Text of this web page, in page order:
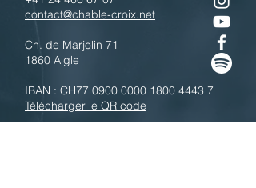
contact@chable-croix.net
Ch. de Marjolin 71
1860 Aigle
IBAN : CH77 0900 0000 1800 4443 7
Télécharger le QR code